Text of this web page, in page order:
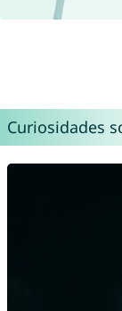
Curiosidades